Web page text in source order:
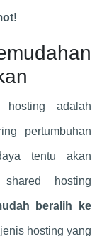
adalah
pertumbuhan
tentu akan
hosting
beralih ke
hosting yang